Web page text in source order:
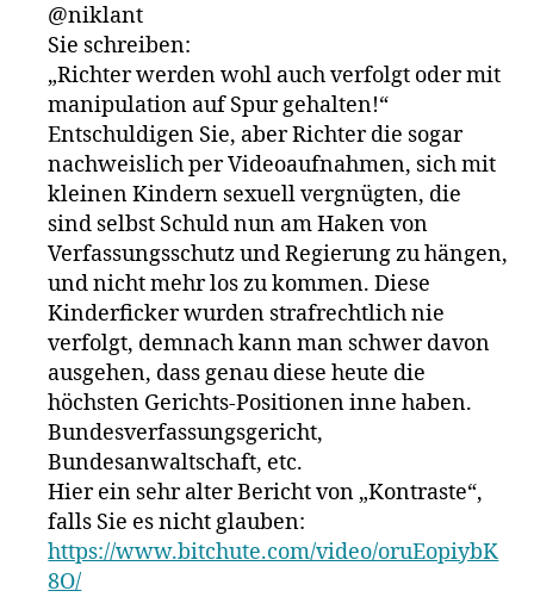
@niklant
Sie schreiben:
„Richter werden wohl auch verfolgt oder mit
manipulation auf Spur gehalten!“
Entschuldigen Sie, aber Richter die sogar
nachweislich per Videoaufnahmen, sich mit
kleinen Kindern sexuell vergnügten, die
sind selbst Schuld nun am Haken von
Verfassungsschutz und Regierung zu hängen,
und nicht mehr los zu kommen. Diese
Kinderficker wurden strafrechtlich nie
verfolgt, demnach kann man schwer davon
ausgehen, dass genau diese heute die
höchsten Gerichts-Positionen inne haben.
Bundesverfassungsgericht,
Bundesanwaltschaft, etc.
Hier ein sehr alter Bericht von „Kontraste“,
falls Sie es nicht glauben:
https://www.bitchute.com/video/oruEopiybK
8O/